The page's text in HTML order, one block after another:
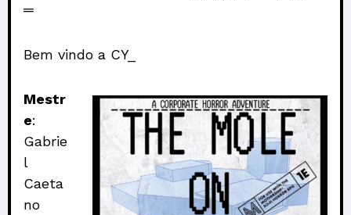
═
Bem vindo a CY_
Mestr
e:
Gabrie
l
Caeta
no